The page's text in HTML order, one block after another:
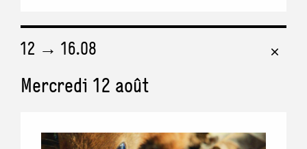
un abbé aux intentions étranges, son court séjour
12 → 16.08
Mercredi 12 août